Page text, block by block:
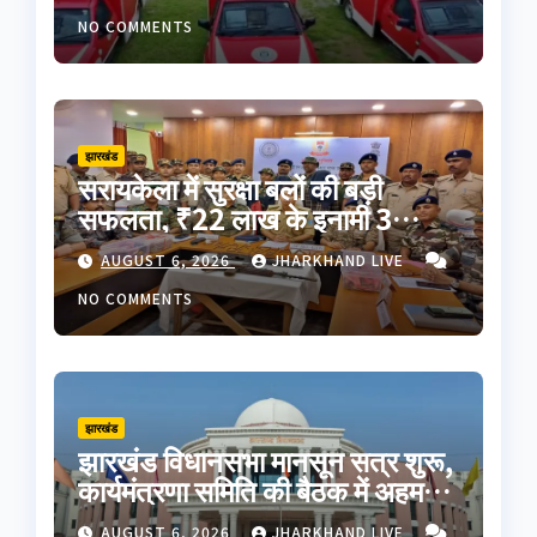
NO COMMENTS
झारखंड
सरायकेला में सुरक्षा बलों की बड़ी
सफलता, ₹22 लाख के इनामी 3
नक्सली गिरफ्तार; AK-47 समेत भारी
मात्रा में हथियार बरामद
AUGUST 6, 2026
JHARKHAND LIVE
NO COMMENTS
झारखंड
झारखंड विधानसभा मानसून सत्र शुरू,
कार्यमंत्रणा समिति की बैठक में अहम
फैसले; JPSC-JSSC समेत कई मुद्दों
AUGUST 6, 2026 JHARKHAND LIVE